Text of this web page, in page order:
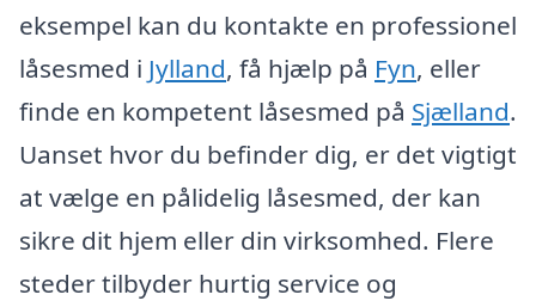
eksempel kan du kontakte en professionel
låsesmed i Jylland, få hjælp på Fyn, eller
finde en kompetent låsesmed på Sjælland.
Uanset hvor du befinder dig, er det vigtigt
at vælge en pålidelig låsesmed, der kan
sikre dit hjem eller din virksomhed. Flere
steder tilbyder hurtig service og